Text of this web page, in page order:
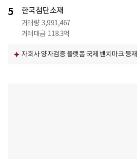
5 한국첨단소재
거래량 3,991,467
거래대금 118.3억
자회사 양자검증 플랫폼 국제 벤치마크 등재